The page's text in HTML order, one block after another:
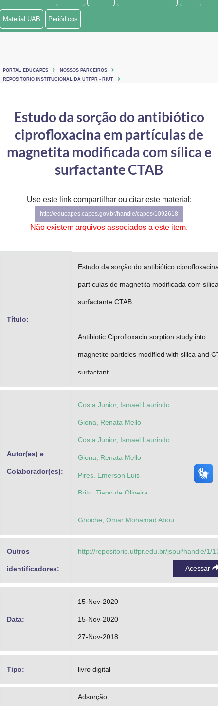
Ministério de Minas e Energia
Ministério do Turismo
Controladoria-Geral da União
Ministério da Mulher, da Família e dos Direitos Humanos
Gabinete de Segurança Institucional
Advocacia-Geral da União
Material UAB Periódicos
PORTAL EDUCAPES
NOSSOS PARCEIROS
REPOSITORIO INSTITUCIONAL DA UTFPR - RIUT
Estudo da sorção do antibiótico
ciprofloxacina em partículas de
magnetita modificada com sílica e
surfactante CTAB
Use este link compartilhar ou citar este material:
http://educapes.capes.gov.br/handle/capes/1092618
Não existem arquivos associados a este item.
Título:
Estudo da sorção do antibiótico
partículas de magnetita modificada com
surfactante CTAB
Antibiotic Ciprofloxacin sorption study into
magnetite particles modified with silica and
surfactant
Autor(es) e
Colaborador(es):
Costa Junior, Ismael Laurindo
Giona, Renata Mello
Costa Junior, Ismael Laurindo
Giona, Renata Mello
Pires, Emerson Luis
Brito, Tiago de Oliveira
Ghoche, Omar Mohamad Abou
Outros
identificadores:
http://repositorio.utfpr.edu.br/jspui/handle/1/
Acessar
Data:
15-Nov-2020
15-Nov-2020
27-Nov-2018
Tipo: livro digital
Adsorção